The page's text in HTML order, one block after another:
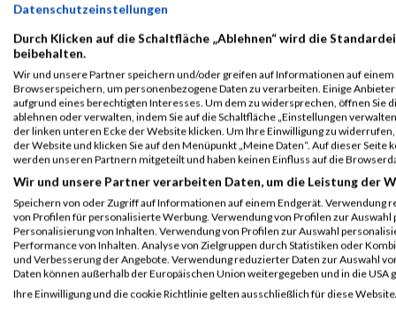
9324
9244
Pia Borowski
9748
Patrick Schüssler
9196
Fabian Asseth
9688
André Ropat
9847
Janine Wendel
9354
Simone Gerling
9814
Peter Ulinski
9402
Simon Hanft
9582
Philip Maurer
9150
Sandra Jenning
Datenschutzeinstellungen
Durch Klicken auf die Schaltfläche „Ablehnen“ wird die
beibehalten.
Wir und unsere Partner speichern und/oder greifen auf Informationen auf einem
Browserspeichern, um personenbezogene Daten zu verarbeiten. Einige
aufgrund eines berechtigten Interesses. Um dem zu widersprechen, öffnen Sie
ablehnen oder verwalten, indem Sie auf die Schaltfläche „Einstellungen
der linken unteren Ecke der Website klicken. Um Ihre Einwilligung zu
der Website und klicken Sie auf den Menüpunkt „Meine Daten“. Auf dieser
werden unseren Partnern mitgeteilt und haben keinen Einfluss auf die
Wir und unsere Partner verarbeiten Daten, um die Leistung der
Speichern von oder Zugriff auf Informationen auf einem Endgerät. Verwendung
von Profilen für personalisierte Werbung. Verwendung von Profilen zur
Personalisierung von Inhalten. Verwendung von Profilen zur Auswahl
Performance von Inhalten. Analyse von Zielgruppen durch Statistiken oder
und Verbesserung der Angebote. Verwendung reduzierter Daten zur Auswahl
Daten können außerhalb der Europäischen Union weitergegeben und in die USA
Ihre Einwilligung und die cookie Richtlinie gelten ausschließlich für diese